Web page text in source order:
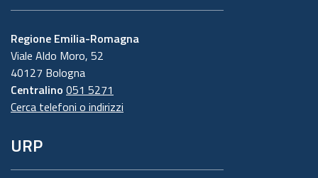
Regione Emilia-Romagna
Viale Aldo Moro, 52
40127 Bologna
Centralino 051 5271
Cerca telefoni o indirizzi
URP